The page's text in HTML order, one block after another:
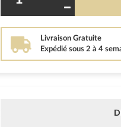
Livraison Gratuite
Expédié sous 2 à 4